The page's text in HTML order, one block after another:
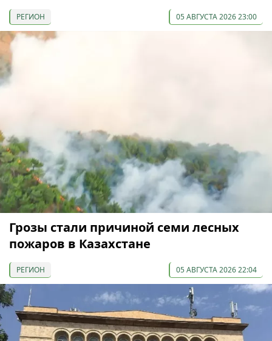
РЕГИОН 05 АВГУСТА 2026 23:00
Грозы стали причиной семи лесных
пожаров в Казахстане
РЕГИОН 05 АВГУСТА 2026 22:04